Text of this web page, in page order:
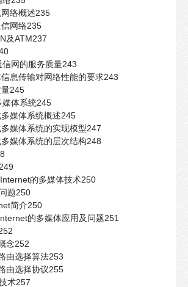
络概述235
网络235
及ATM237
网的服务质量243
息传输对网络性能的要求243
245
体系统245
媒体系统概述245
媒体系统的实现模型247
媒体系统的层次结构248
的多媒体技术250
题250
简介250
的多媒体应用及问题251
念252
由选择算法253
由选择协议255
术257